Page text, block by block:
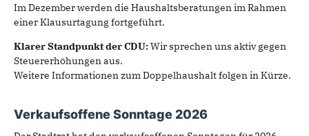
Im Dezember werden die Haushaltsberatungen im Rahmen
einer Klausurtagung fortgeführt.
Klarer Standpunkt der CDU:Wir sprechen uns aktiv gegen
Steuererhöhungen aus.
Weitere Informationen zum Doppelhaushalt folgen in Kürze.
Verkaufsoffene Sonntage 2026